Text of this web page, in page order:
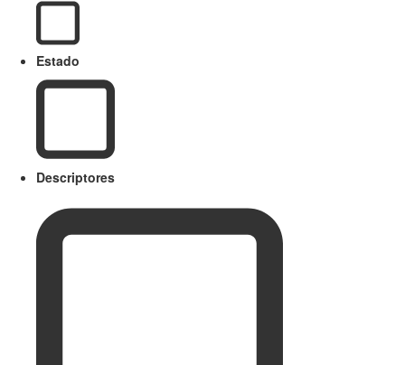
Estado
Descriptores